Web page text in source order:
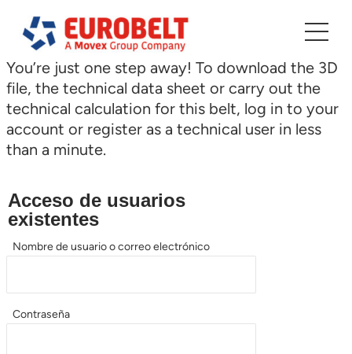
Saltar
contenido
You’re just one step away! To download the 3D
file, the technical data sheet or carry out the
technical calculation for this belt, log in to your
account or register as a technical user in less
than a minute.
Acceso de usuarios
existentes
Nombre de usuario o correo electrónico
Contraseña